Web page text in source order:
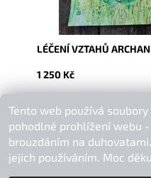
LÉČENÍ VZTAHŮ
1 250 Kč
Buďte první, kdo napíše
Přidat komentář
Tento web používá
pohodlné prohlížení webu
brouzdáním na
jejich používáním. Moc